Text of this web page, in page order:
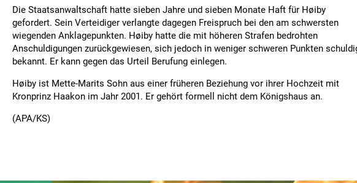
Die Staatsanwaltschaft hatte sieben Jahre und sieben Monate Haft für Høiby
gefordert. Sein Verteidiger verlangte dagegen Freispruch bei den am schwersten
wiegenden Anklagepunkten. Høiby hatte die mit höheren Strafen bedrohten
Anschuldigungen zurückgewiesen, sich jedoch in weniger schweren Punkten
bekannt. Er kann gegen das Urteil Berufung einlegen.
Høiby ist Mette-Marits Sohn aus einer früheren Beziehung vor ihrer Hochzeit mit
Kronprinz Haakon im Jahr 2001. Er gehört formell nicht dem Königshaus an.
(APA/KS)